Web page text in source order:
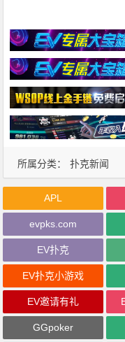
所属分类： 扑克新闻
APL
evpks.com
EV扑克
EV扑克小游戏
EV邀请有礼
GGpoker